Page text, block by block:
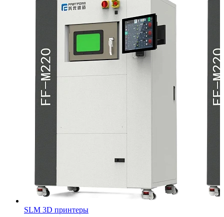
SLM 3D принтеры